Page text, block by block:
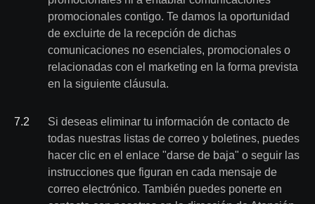
promocionales contigo. Te damos la oportunidad
de excluirte de la recepción de dichas
comunicaciones no esenciales, promocionales o
relacionadas con el marketing en la forma prevista
en la siguiente cláusula.
7.2
Si deseas eliminar tu información de contacto de
todas nuestras listas de correo y boletines, puedes
hacer clic en el enlace "darse de baja" o seguir las
instrucciones que figuran en cada mensaje de
correo electrónico. También puedes ponerte en